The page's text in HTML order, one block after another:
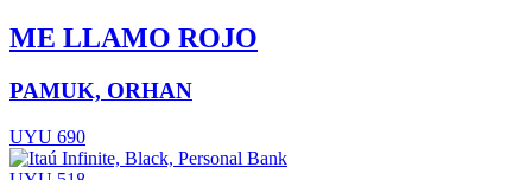
ME LLAMO ROJO
PAMUK, ORHAN
UYU 690